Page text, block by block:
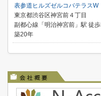
表参道ヒルズゼルコバテラスW
東京都渋谷区神宮前４丁目
副都心線「明治神宮前」駅 徒
築20年